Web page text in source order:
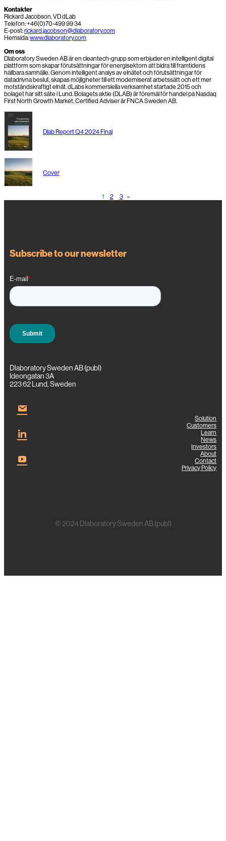
Kontakter
Rickard Jacobson, VD dLab
Telefon: +46(0)70-499 99 34
E-post:rickard.jacobson@dlaboratory.com
Hemsida:www.dlaboratory.com
Om oss
Dlaboratory Sweden AB är en cleantech-grupp som erbjuder en intelligent digital
plattform som skapar förutsättningar för energisektorn att bidra till framtidens
hållbara samhälle. Genom intelligent analys av elnätet och förutsättningar för
datadrivna beslut, skapas möjligheter till ett moderniserat arbetssätt och ett mer
motståndskraftigt elnät. dLabs kommersiella verksamhet startade 2015 och
bolaget har sitt säte i Lund. Bolagets aktie (DLAB) är föremål för handel på Nasdaq
First North Growth Market. Certified Adviser är FNCA Sweden AB.
Dlab Report Q4 2024 Final
Cover
1 2 3 »
Subscribe to our newsletter
Dlaboratory Sweden AB (publ)
Ideongatan 3A
223 62 Lund, Sweden
Solution
Customers
Learn
News
Investors
About
Contact
Privacy Policy
© 2024 Dlaboratory Sweden AB (publ)